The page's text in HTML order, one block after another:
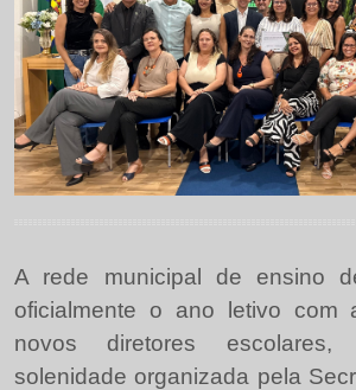
A rede municipal de ensino
oficialmente o ano letivo com
novos diretores escolares,
solenidade organizada pela